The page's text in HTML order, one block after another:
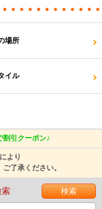
場所
イル
割引クーポン♪
より
了承ください。
索